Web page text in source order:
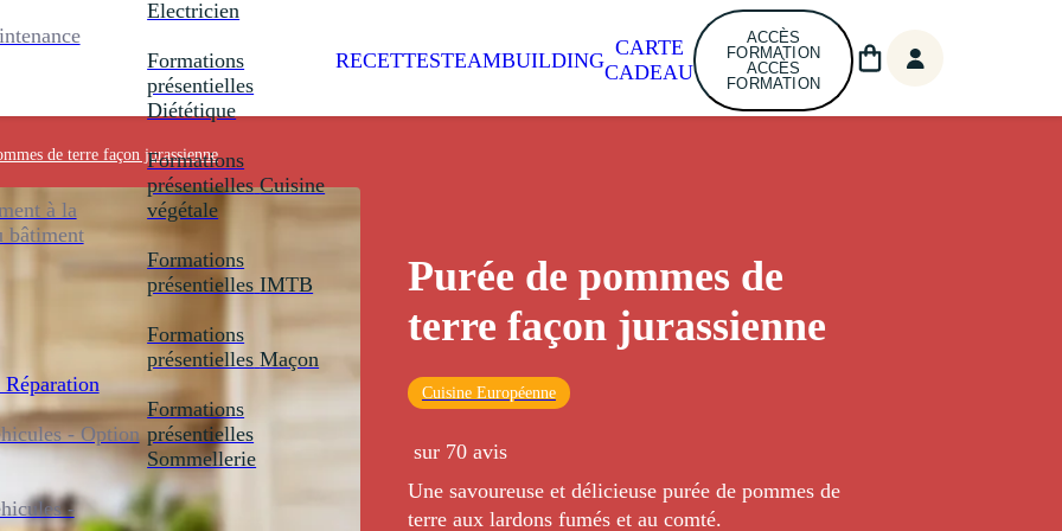
à la
bâtiment
- Option
-
Electricien
Formations
présentielles
Diététique
Formations
présentielles Cuisine
végétale
Formations
présentielles IMTB
Formations
présentielles Maçon
Formations
présentielles
Sommellerie
RECETTESTEAMBUILDING
CARTE
CADEAU
ACCÈS
FORMATION
ACCÈS
FORMATION
de terre façon jurassienne
Purée de pommes de
terre façon jurassienne
Cuisine Européenne
sur 70 avis
Une savoureuse et délicieuse purée de pommes de
terre aux lardons fumés et au comté.